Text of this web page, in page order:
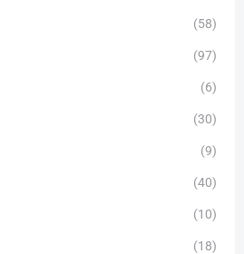
(58)
(97)
(6)
(30)
(9)
(40)
(10)
(18)